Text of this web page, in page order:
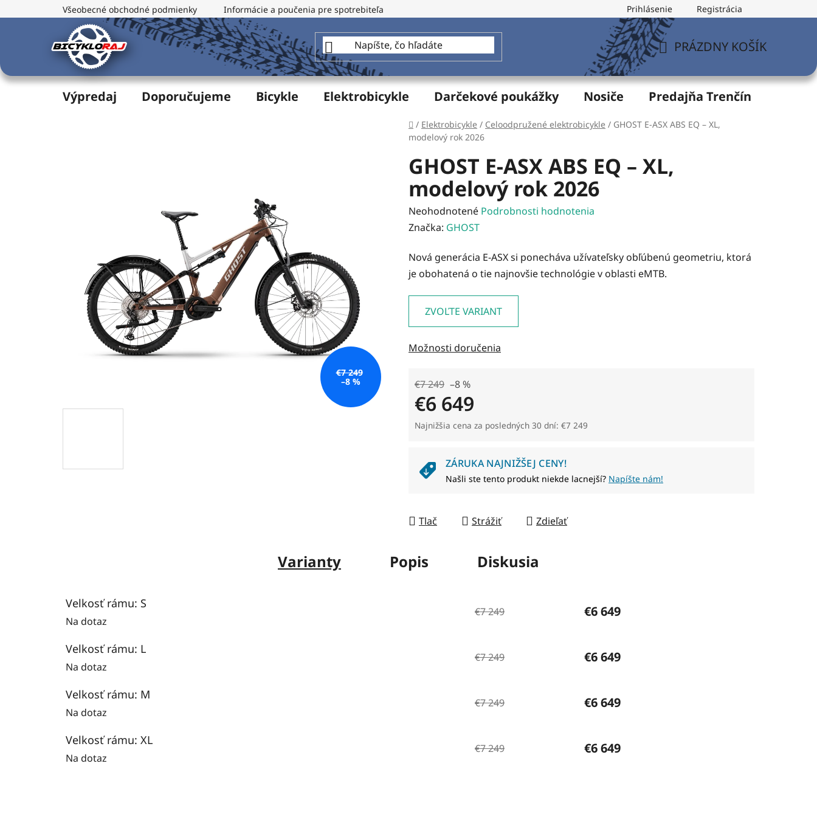
na
Všeobecné obchodné podmienky Informácie a poučenia pre spotrebiteľa Formulár na odstúpenie od zmluvy
Prihlásenie Registrácia
KOŠÍK
PRÁZDNY KOŠÍK
Výpredaj Doporučujeme Bicykle Elektrobicykle Darčekové poukážky Nosiče Predajňa Trenčín
Domov
/ Elektrobicykle / Celoodpružené elektrobicykle / GHOST E-ASX ABS EQ – XL,
modelový rok 2026
GHOST E-ASX ABS EQ – XL,
modelový rok 2026
Priemerné
hodnotenie
je
0,0
z
hviezdičiek.
Neohodnotené Podrobnosti hodnotenia
Značka: GHOST
Nová generácia E-ASX si ponecháva užívateľsky obľúbenú geometriu, ktorá
je obohatená o tie najnovšie technológie v oblasti eMTB.
ZVOĽTE VARIANT
Možnosti doručenia
€7 249 –8 %
€6 649
Jednotková cena:
Najnižšia cena za posledných 30 dní: €7 249
ZÁRUKA NAJNIŽŠEJ CENY!
Našli ste tento produkt niekde lacnejší? Napíšte nám!
Tlač Strážiť Zdieľať
€7 249
–8 %
Varianty Popis Diskusia
Velkosť rámu: S
Na dotaz
€7 249 €6 649
Velkosť rámu: L
Na dotaz
€7 249 €6 649
Velkosť rámu: M
Na dotaz
€7 249 €6 649
Velkosť rámu: XL
Na dotaz
€7 249 €6 649